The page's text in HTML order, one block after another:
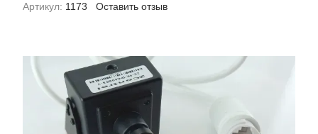
Артикул: 1173 Оставить отзыв